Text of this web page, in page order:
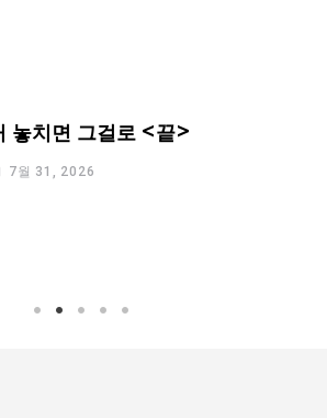
놓치면 그걸로 <끝>
7월 31, 2026